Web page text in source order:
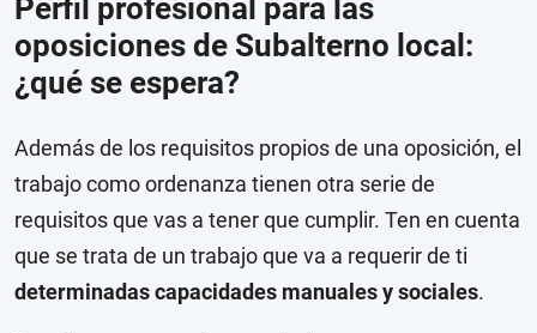
Perfil profesional para las
oposiciones de Subalterno local:
¿qué se espera?
Además de los requisitos propios de una oposición, el
trabajo como ordenanza tienen otra serie de
requisitos que vas a tener que cumplir. Ten en cuenta
que se trata de un trabajo que va a requerir de ti
determinadas capacidades manuales y sociales.